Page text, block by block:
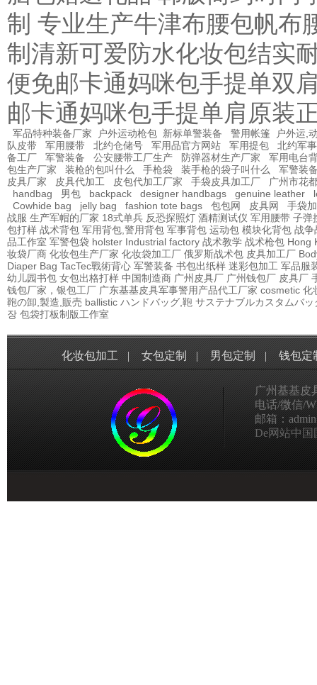
制 专业生产牛津布腰包帆布
制清新可爱防水化妆包结实
便免邮卡通妈咪包手提单双
邮卡通妈咪包手提单肩原装
军品特种装备厂家 户外运动枪包 新标单警装备 警用帐篷
户外运,
队皮带
军用腰带 北约仓储号 军用品官方网站 军用提包
北约军
备工厂
军警装备 公安腰带工厂生产 防弹器材生产厂家
军用电台
包生产厂家
装枪的包叫什么 手枪袋 装手枪的袋子叫什么
军警装
皮具厂家
皮具代加工 皮包代加工厂家 手袋皮具加工厂
广州市花
handbag
男包 backpack designer handbags genuine leather
Cowhide bag
jelly bag fashion tote bags 包包网 皮具网
手袋
战服 生产军帽的厂家 18式单兵 反恐探照灯 酒精测试仪 军用腰带 子弹
包打样 战术背包 军用背包,警用背包 军事背包 运动包 模块化背包 战争
品工作室 军警包袋 holster Industrial factory 战术教学 战术枪包 Hong
妆袋厂商 化妆包生产厂家 化妆袋加工厂 俄罗斯战术包 皮具加工厂
Diaper Bag TacTec戰術背心 军警装备 书包出纸样 迷彩包加工 军品服
幼儿园书包 女包出格打样 中国制造商 广州皮具厂 广州钱包厂 皮具厂
钱包厂家，银包工厂 广东基基皮具军事警用产品代工厂家 cosmetic 化
鞄の卸,製造,販売 ballistic ハンドバッグ,鞄 サステナブルカスタムバッ
장 包袋打板制版工作室
化妆包加工 | 女包定制 | 男包定制 | 钱包定
广州基基皮
电话/微信/
邮箱：
De网站中国